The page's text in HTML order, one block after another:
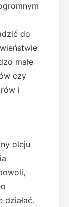
do
małe
czy
i
oleju
działać.